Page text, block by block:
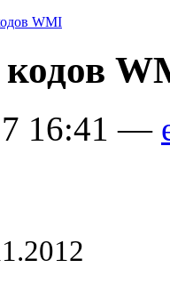
WMI
16:41 —